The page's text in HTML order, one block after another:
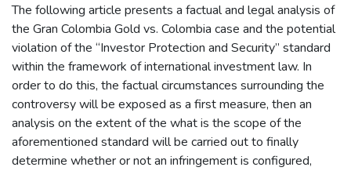
The following article presents a factual and legal analysis of
the Gran Colombia Gold vs. Colombia case and the potential
violation of the “Investor Protection and Security” standard
within the framework of international investment law. In
order to do this, the factual circumstances surrounding the
controversy will be exposed as a first measure, then an
analysis on the extent of the what is the scope of the
aforementioned standard will be carried out to finally
determine whether or not an infringement is configured,